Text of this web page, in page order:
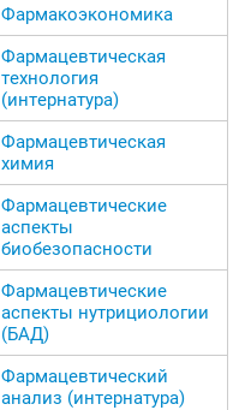
Фармакоэкономика
Фармацевтическая
технология
(интернатура)
Фармацевтическая
химия
Фармацевтические
аспекты
биобезопасности
Фармацевтические
аспекты нутрициологии
(БАД)
Фармацевтический
анализ (интернатура)